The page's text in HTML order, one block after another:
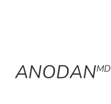
ANODANMD